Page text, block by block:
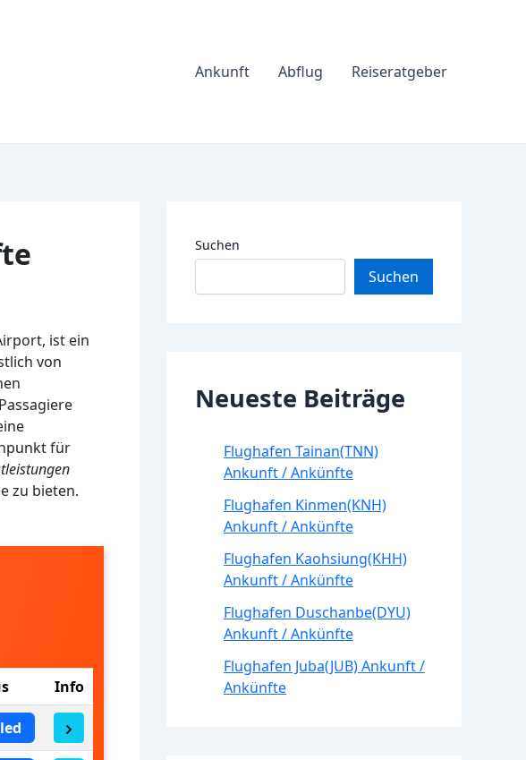
Ankunft Abflug Reiseratgeber
ist ein
von
für
zu bieten.
Info
Suchen
Suchen
Neueste Beiträge
Flughafen Tainan(TNN)
Ankunft / Ankünfte
Flughafen Kinmen(KNH)
Ankunft / Ankünfte
Flughafen Kaohsiung(KHH)
Ankunft / Ankünfte
Flughafen Duschanbe(DYU)
Ankunft / Ankünfte
Flughafen Juba(JUB) Ankunft /
Ankünfte